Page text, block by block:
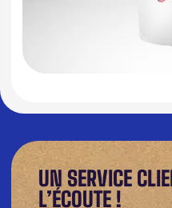
UN SERVICE
L’ÉCOUTE !